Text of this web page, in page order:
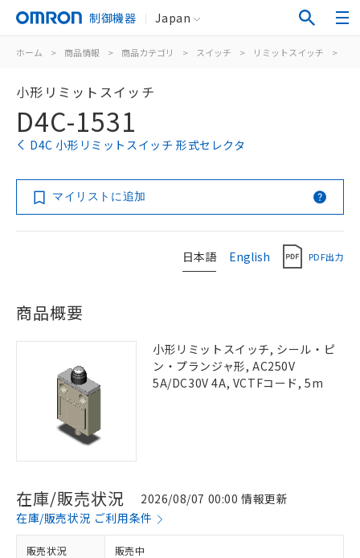
制御機器 Japan
ホーム > 商品情報 > 商品カテゴリ > スイッチ > リミットスイッチ >
小形リミットスイッチ
D4C-1531
D4C 小形リミットスイッチ 形式セレクタ
マイリストに追加
日本語 English PDF出力
商品概要
小形リミットスイッチ, シール・ピ
ン・プランジャ形, AC250V
5A/DC30V 4A, VCTFコード, 5m
在庫/販売状況
2026/08/07 00:00 情報更新
在庫/販売状況 ご利用条件
販売状況 販売中